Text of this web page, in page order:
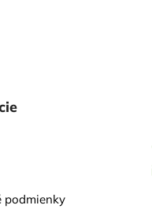
podmienky